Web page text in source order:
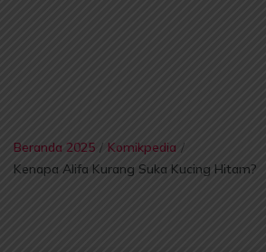
Beranda 2025 / Komikpedia /
Kenapa Alifa Kurang Suka Kucing Hitam?